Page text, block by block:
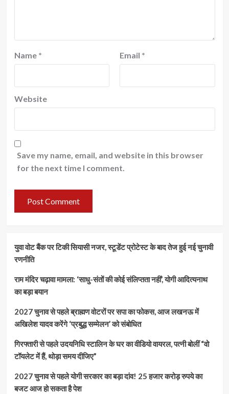
Name * Email *
Website
Save my name, email, and website in this browser
for the next time I comment.
युवा वोट बैंक पर टिकी सियासी नजर, स्टूडेंट प्रोटेस्ट के बाद तेज हुई नई चुनावी
रणनीति
राम मंदिर चढ़ावा मामला: ‘साधु-संतों की कोई संलिप्तता नहीं’, योगी आदित्यनाथ
का बड़ा बयान
2027 चुनाव से पहले ब्राह्मण वोटरों पर सपा का फोकस, आज लखनऊ में
अखिलेश यादव करेंगे ‘प्रबुद्ध सम्मेलन’ को संबोधित
गिरफ्तारी से पहले उदयनिधि स्टालिन के घर का वीडियो वायरल, पत्नी बोलीं “वो
टॉयलेट में हैं, थोड़ा समय दीजिए”
2027 चुनाव से पहले योगी सरकार का बड़ा दांव! 25 हजार करोड़ रुपये का
बजट आज हो सकता है पेश